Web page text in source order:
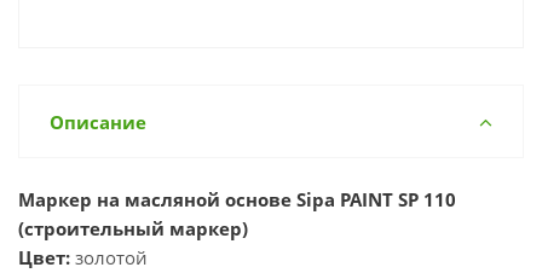
Описание
Маркер на масляной основе Sipa PAINT SP 110
(строительный маркер)
Цвет: золотой